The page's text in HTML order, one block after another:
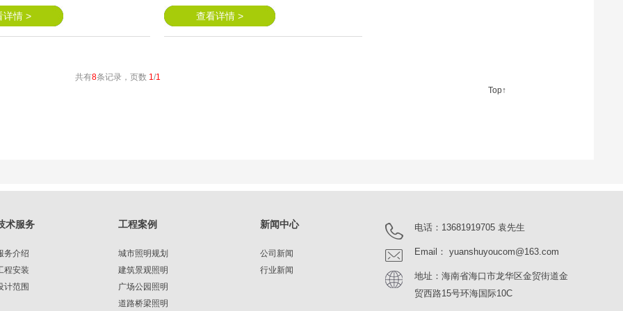
详情 > 查看详情 >
共有8条记录，页数 1/1
Top↑
术服务
务介绍
程安装
计范围
工程案例
城市照明规划
建筑景观照明
广场公园照明
道路桥梁照明
新闻中心
公司新闻
行业新闻
电话：13681919705 袁先生
Email： yuanshuyoucom@163.com
地址：海南省海口市龙华区金贸街道金
贸西路15号环海国际10C